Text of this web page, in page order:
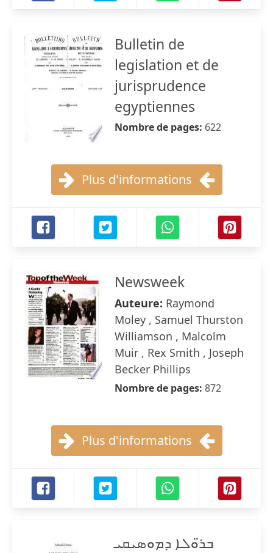
Bulletin de
legislation et de
jurisprudence
egyptiennes
Nombre de pages: 622
Plus d'informations
Newsweek
Auteure: Raymond
Moley , Samuel Thurston
Williamson , Malcolm
Muir , Rex Smith , Joseph
Becker Phillips
Nombre de pages: 872
Plus d'informations
ܒܪ̈ܘܠܐ ܕܡܘܣܝܩܝ